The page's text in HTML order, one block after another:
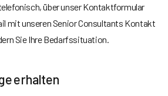
über unser Kontaktformular
mit unseren Senior Consultants Kontakt
Sie Ihre Bedarfssituation.
erhalten